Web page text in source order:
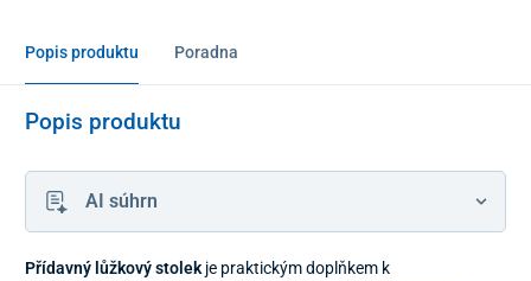
Popis produktu Poradna
Popis produktu
AI súhrn
Přídavný lůžkový stolek je praktickým doplňkem k